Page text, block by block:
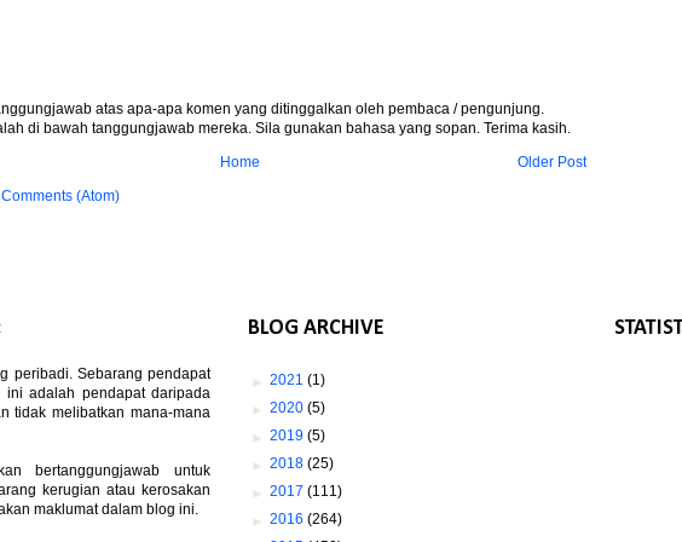
atas apa-apa komen yang ditinggalkan oleh pembaca / pengunjung.
di bawah tanggungjawab mereka. Sila gunakan bahasa yang sopan. Terima kasih.
Older Post
Home
(Atom)
peribadi. Sebarang pendapat
ini adalah pendapat daripada
tidak melibatkan mana-mana
bertanggungjawab untuk
kerugian atau kerosakan
maklumat dalam blog ini.
BLOG ARCHIVE
► 2021 (1)
► 2020 (5)
► 2019 (5)
► 2018 (25)
► 2017 (111)
► 2016 (264)